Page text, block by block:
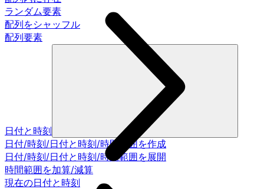
ランダム要素
配列をシャッフル
配列要素
日付と時刻
日付/時刻/日付と時刻/時間範囲を作成
日付/時刻/日付と時刻/時間範囲を展開
時間範囲を加算/減算
現在の日付と時刻